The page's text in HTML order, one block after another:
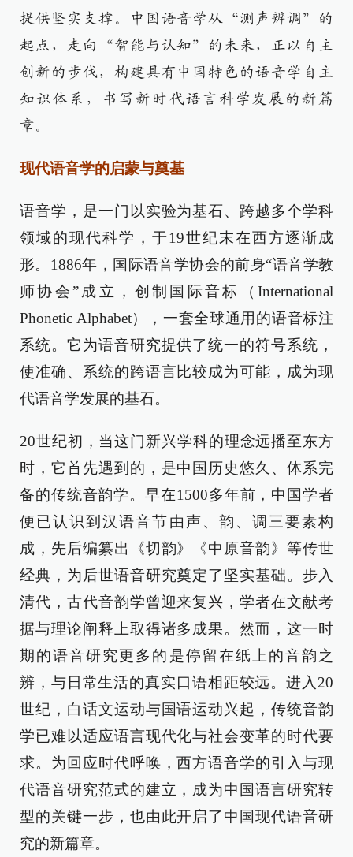
提供坚实支撑。中国语音学从“测声辨调”的
起点，走向“智能与认知”的未来，正以自主
创新的步伐，构建具有中国特色的语音学自主
知识体系，书写新时代语言科学发展的新篇
章。
现代语音学的启蒙与奠基
语音学，是一门以实验为基石、跨越多个学科
领域的现代科学，于19世纪末在西方逐渐成
形。1886年，国际语音学协会的前身“语音学教
师协会”成立，创制国际音标（International
Phonetic Alphabet），一套全球通用的语音标注
系统。它为语音研究提供了统一的符号系统，
使准确、系统的跨语言比较成为可能，成为现
代语音学发展的基石。
20世纪初，当这门新兴学科的理念远播至东方
时，它首先遇到的，是中国历史悠久、体系完
备的传统音韵学。早在1500多年前，中国学者
便已认识到汉语音节由声、韵、调三要素构
成，先后编纂出《切韵》《中原音韵》等传世
经典，为后世语音研究奠定了坚实基础。步入
清代，古代音韵学曾迎来复兴，学者在文献考
据与理论阐释上取得诸多成果。然而，这一时
期的语音研究更多的是停留在纸上的音韵之
辨，与日常生活的真实口语相距较远。进入20
世纪，白话文运动与国语运动兴起，传统音韵
学已难以适应语言现代化与社会变革的时代要
求。为回应时代呼唤，西方语音学的引入与现
代语音研究范式的建立，成为中国语言研究转
型的关键一步，也由此开启了中国现代语音研
究的新篇章。